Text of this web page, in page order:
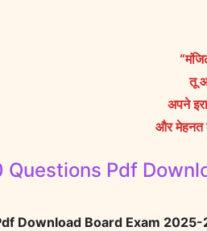
तू
अपने
और मेहनत
Pdf
Board Exam 2025-26 |